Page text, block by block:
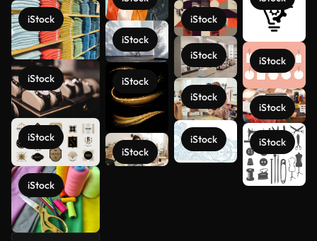
iStock
iStock
iStock
iStock
iStock
iStock
iStock
iStock
iStock
iStock
iStock
iStock
iStock
iStock